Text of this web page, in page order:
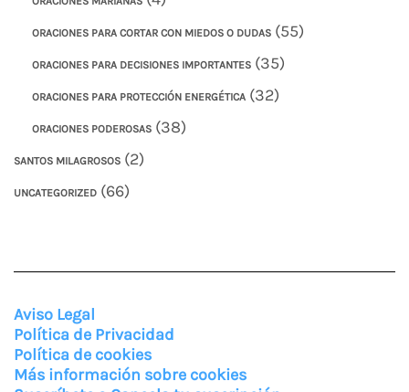
ORACIONES PARA CORTAR CON MIEDOS O DUDAS (55)
ORACIONES PARA DECISIONES IMPORTANTES (35)
ORACIONES PARA PROTECCIÓN ENERGÉTICA (32)
ORACIONES PODEROSAS (38)
SANTOS MILAGROSOS (2)
UNCATEGORIZED (66)
Aviso Legal
Política de Privacidad
Política de cookies
Más información sobre cookies